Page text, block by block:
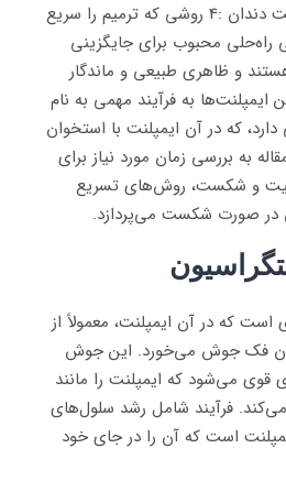
زمان جوش خوردن ایمپلنت دندان :4 روشی که ترمیم را سریع
راه‌حلی محبوب برای جایگزینی
و ظاهری طبیعی و ماندگار
ایمپلنت‌ها به فرآیند مهمی به نام
که در آن ایمپلنت با استخوان
به بررسی زمان مورد نیاز برای
و شکست، روش‌های تسریع
در صورت شکست می‌پردازد.
است که در آن ایمپلنت، معمولاً از
فک جوش می‌خورد. این جوش
قوی می‌شود که ایمپلنت را مانند
فرآیند شامل رشد سلول‌های
است که آن را در جای خود